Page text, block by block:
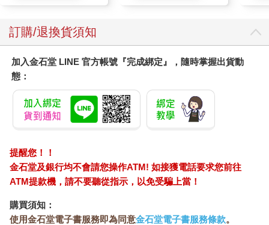
訂購/退換貨須知
加入金石堂 LINE 官方帳號『完成綁定』，隨時掌握出貨動
態：
提醒您！！
金石堂及銀行均不會請您操作ATM! 如接獲電話要求您前往
ATM提款機，請不要聽從指示，以免受騙上當！
購買須知：
使用金石堂電子書服務即為同意金石堂電子書服務條款。